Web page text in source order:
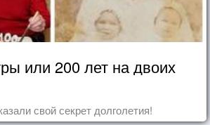
или 200 лет на двоих
свой секрет долголетия!